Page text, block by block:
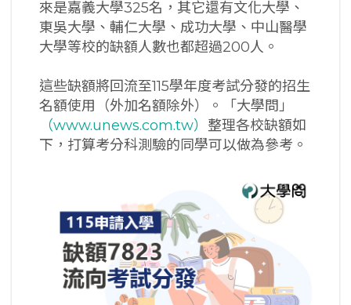
來是嘉義大學325名，其它還有文化大學、
東吳大學、輔仁大學、成功大學、中山醫學
大學等校的缺額人數也都超過200人。
這些缺額將回流至115學年度考試分發的招生
名額使用（外加名額除外）。「大學問」
（www.unews.com.tw） 整理各校缺額如
下，打算考分科測驗的同學可以做為參考。